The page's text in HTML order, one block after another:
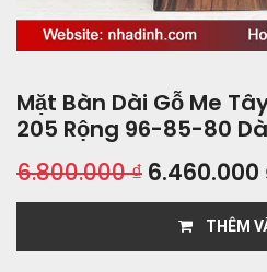
Mặt Bàn Dài Gỗ Me
205 Rộng 96-85-80
6.800.000₫ 6.460.000
THÊM